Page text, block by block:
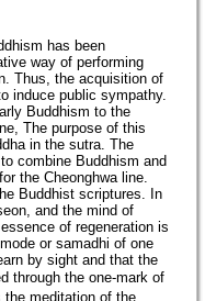
has been
way of performing
Thus, the acquisition of
induce public sympathy.
Buddhism to the
The purpose of this
in the sutra. The
combine Buddhism and
the Cheonghwa line.
Buddhist scriptures. In
and the mind of
of regeneration is
or samadhi of one
by sight and that the
through the one-mark of
the meditation of the